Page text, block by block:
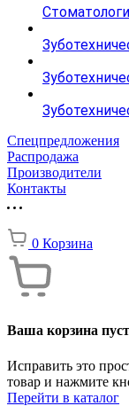
Спецпредложения
Распродажа
Производители
Контакты
0 Корзина
Ваша корзина
Исправить это
товар и нажмите
Перейти в каталог